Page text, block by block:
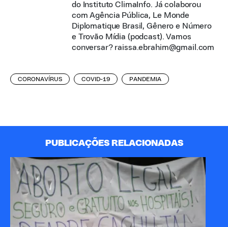
do Instituto ClimaInfo. Já colaborou
com Agência Pública, Le Monde
Diplomatique Brasil, Gênero e Número
e Trovão Mídia (podcast). Vamos
conversar? raissa.ebrahim@gmail.com
CORONAVÍRUS COVID-19 PANDEMIA
PUBLICAÇÕES RELACIONADAS